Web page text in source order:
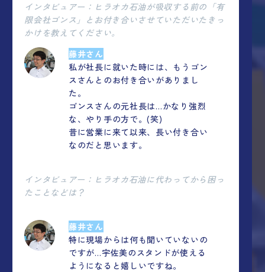
インタビュアー：ヒラオカ石油が吸収する前の「有
限会社ゴンス」とお付き合いさせていただいたきっ
かけを教えてください。
藤井さん
私が社長に就いた時には、もうゴン
スさんとのお付き合いがありまし
た。
ゴンスさんの元社長は…かなり強烈
な、やり手の方で。(笑)
昔に営業に来て以来、長い付き合い
なのだと思います。
インタビュアー：ヒラオカ石油に代わってから困っ
たことなどは？
藤井さん
特に現場からは何も聞いていないの
ですが…宇佐美のスタンドが使える
ようになると嬉しいですね。